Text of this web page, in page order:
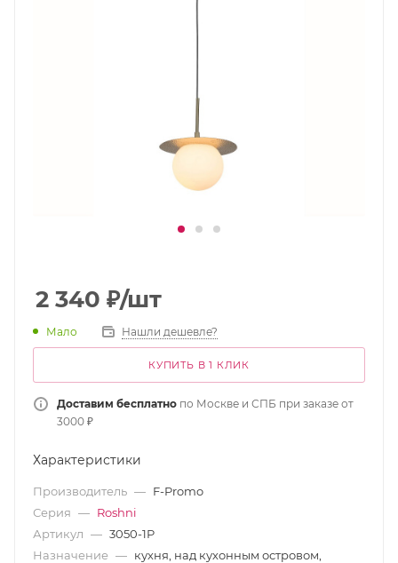
2 340 ₽/шт
Мало Нашли дешевле?
КУПИТЬ В 1 КЛИК
Доставим бесплатно по Москве и СПБ при заказе от
3000 ₽
Характеристики
Производитель — F-Promo
Серия — Roshni
Артикул — 3050-1P
Назначение — кухня, над кухонным островом,